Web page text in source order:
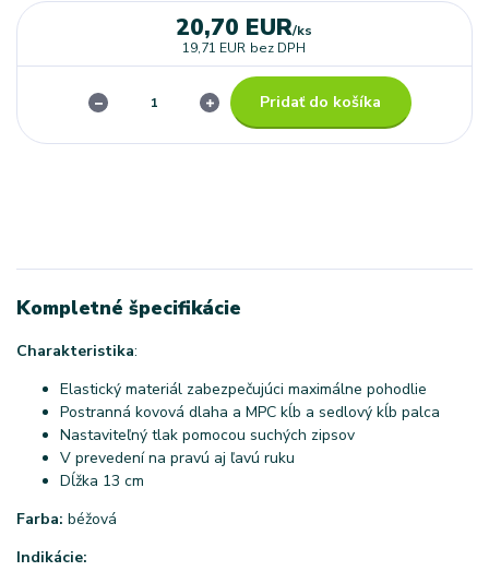
20,70 EUR/ks
19,71 EUR bez DPH
Pridať do košíka
Kompletné špecifikácie
Charakteristika:
Elastický materiál zabezpečujúci maximálne pohodlie
Postranná kovová dlaha a MPC kĺb a sedlový kĺb palca
Nastaviteľný tlak pomocou suchých zipsov
V prevedení na pravú aj ľavú ruku
Dĺžka 13 cm
Farba: béžová
Indikácie: